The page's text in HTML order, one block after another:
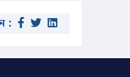
: